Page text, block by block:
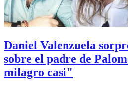
Daniel Valenzuela
sobre el padre de
milagro casi"